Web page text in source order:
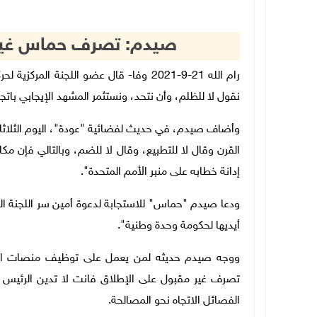
صيدم: تصرف حماس غير
رام الله 21-9-2021 وفا- قال عضو
نقول لا للظلم، وأن نتحد، ونستثمر المشهد الإيجابي
وأضاف صيدم، في حديث لفضائية "عودة"، اليوم
القرن وقال لا للتطبيع، وقال لا للضم، وبالتالي
إدانة خطابه على منبر الأمم المتحدة".
ودعا صيدم "حماس" للاستجابة لدعوة أمين سر اللجنة
أيديها لحكومة وحدة وطنية".
ووجه صيدم حديثه لمن يعمل على توظيف منصات
تصرف غير مقبول على الإطلاق فانت لا تدين الرئيس
الفصائل الاتجاه نحو المصالحة.